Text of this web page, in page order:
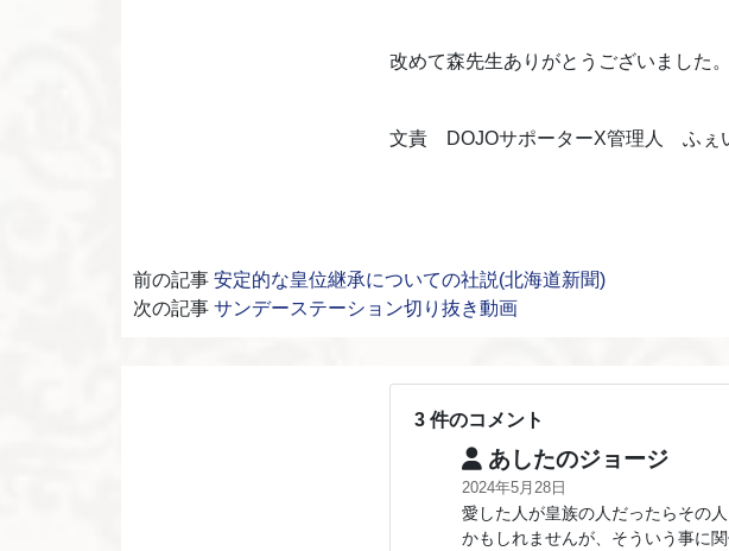
改めて森先生ありがとうございました。
文責 DOJOサポーターX管理人 ふぇ
前の記事 安定的な皇位継承についての社説(北海道新聞)
次の記事 サンデーステーション切り抜き動画
3 件のコメント
あしたのジョージ
2024年5月28日
愛した人が皇族の人だったらその
かもしれませんが、そういう事に